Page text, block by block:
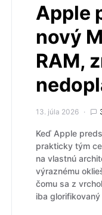
Apple
nový
RAM,
13. júla 2026
Keď Apple
prakticky tým
na vlastnú
výraznému
čomu sa z
iba